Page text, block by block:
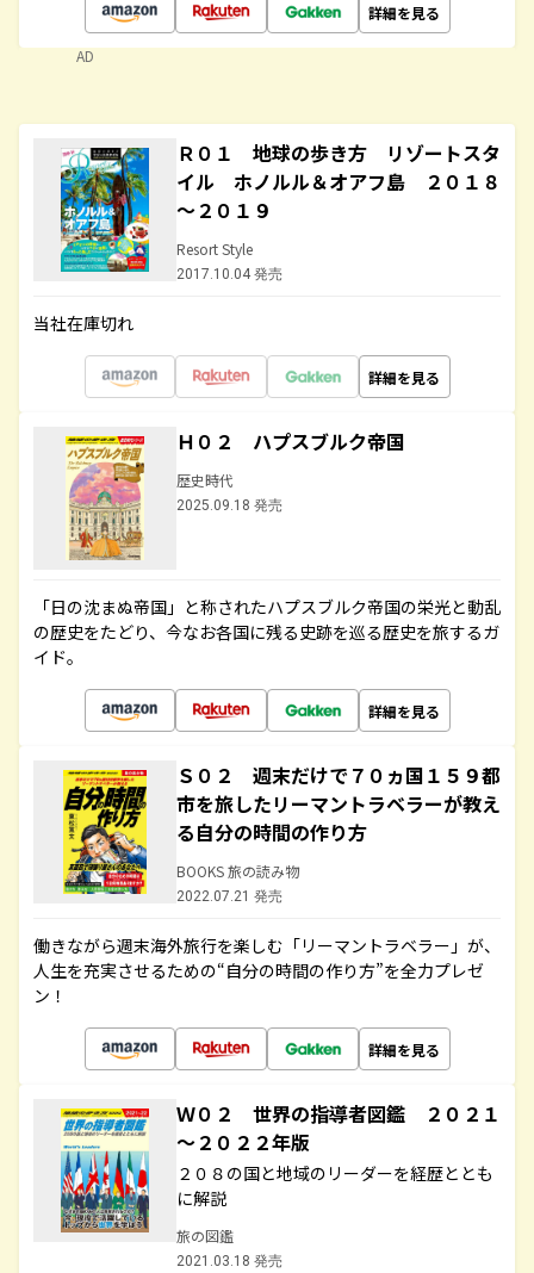
詳細を見る
AD
Ｒ０１ 地球の歩き方 リゾートスタ
イル ホノルル＆オアフ島 ２０１８
～２０１９
Resort Style
2017.10.04 発売
当社在庫切れ
詳細を見る
Ｈ０２ ハプスブルク帝国
歴史時代
2025.09.18 発売
「日の沈まぬ帝国」と称されたハプスブルク帝国の栄光と動乱
の歴史をたどり、今なお各国に残る史跡を巡る歴史を旅するガ
イド。
詳細を見る
Ｓ０２ 週末だけで７０ヵ国１５９都
市を旅したリーマントラベラーが教え
る自分の時間の作り方
BOOKS 旅の読み物
2022.07.21 発売
働きながら週末海外旅行を楽しむ「リーマントラベラー」が、
人生を充実させるための“自分の時間の作り方”を全力プレゼ
ン！
詳細を見る
Ｗ０２ 世界の指導者図鑑 ２０２１
～２０２２年版
２０８の国と地域のリーダーを経歴ととも
に解説
旅の図鑑
2021.03.18 発売